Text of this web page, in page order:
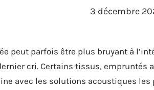
3 décembre
peut parfois être plus bruyant à
cri. Certains tissus, empruntés
avec les solutions acoustiques